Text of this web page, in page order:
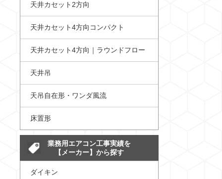
天井カセット2方向
天井カセット4方向コンパクト
天井カセット4方向｜ラウンドフロー
天井吊
天吊自在形・ワンダ風流
床置形
業務用エアコン工事実績を
【メーカー】から探す
ダイキン